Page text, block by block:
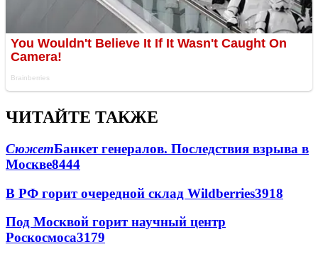
ЧИТАЙТЕ ТАКЖЕ
СюжетБанкет генералов. Последствия взрыва в
Москве8444
В РФ горит очередной склад Wildberries3918
Под Москвой горит научный центр
Роскосмоса3179